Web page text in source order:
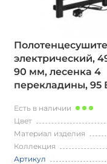
электрический,
90 мм, лесенка 4
перекладины, 95
управление с
до 24 часов,
Есть в наличии
Цвет
Материал изделия
Коллекция
Артикул